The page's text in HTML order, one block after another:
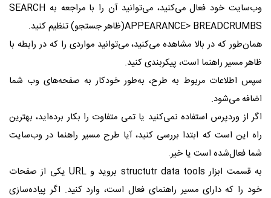
وب‌سایت خود فعال می‌کنید، می‌توانید آن را با مراجعه به SEARCH
APPEARANCE> BREADCRUMBS(ظاهر جستجو) تنظیم کنید.
همان‌طور که در بالا مشاهده می‌کنید، می‌توانید مواردی را که در رابطه با
ظاهر مسیر راهنما است، پیکربندی کنید.
سپس اطلاعات مربوط به طرح، به‌طور خودکار به صفحه‌های وب شما
اضافه می‌شود.
اگر از وردپرس استفاده نمی‌کنید یا تمی متفاوت را بکار برده‌اید، بهترین
راه این است که ابتدا بررسی کنید، آیا طرح مسیر راهنما در وب‌سایت
شما فعال‌شده است یا خیر.
به قسمت ابزار structutr data tools
بروید و URL یکی از صفحات
خود را که دارای مسیر راهنمای فعال است، وارد کنید. اگر پیاده‌سازی